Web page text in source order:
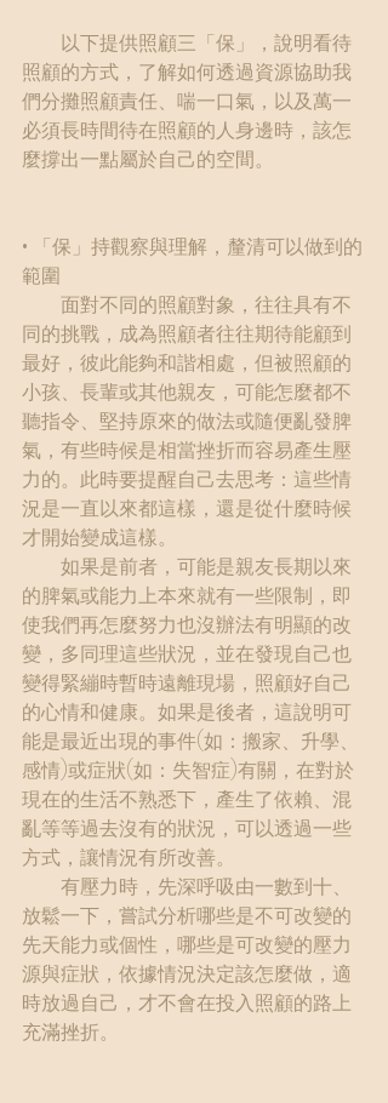
以下提供照顧三「保」，說明看待
照顧的方式，了解如何透過資源協助我
們分攤照顧責任、喘一口氣，以及萬一
必須長時間待在照顧的人身邊時，該怎
麼撐出一點屬於自己的空間。
• 「保」持觀察與理解，釐清可以做到的
範圍
面對不同的照顧對象，往往具有不
同的挑戰，成為照顧者往往期待能顧到
最好，彼此能夠和諧相處，但被照顧的
小孩、長輩或其他親友，可能怎麼都不
聽指令、堅持原來的做法或隨便亂發脾
氣，有些時候是相當挫折而容易產生壓
力的。此時要提醒自己去思考：這些情
況是一直以來都這樣，還是從什麼時候
才開始變成這樣。
如果是前者，可能是親友長期以來
的脾氣或能力上本來就有一些限制，即
使我們再怎麼努力也沒辦法有明顯的改
變，多同理這些狀況，並在發現自己也
變得緊繃時暫時遠離現場，照顧好自己
的心情和健康。如果是後者，這說明可
能是最近出現的事件(如：搬家、升學、
感情)或症狀(如：失智症)有關，在對於
現在的生活不熟悉下，產生了依賴、混
亂等等過去沒有的狀況，可以透過一些
方式，讓情況有所改善。
有壓力時，先深呼吸由一數到十、
放鬆一下，嘗試分析哪些是不可改變的
先天能力或個性，哪些是可改變的壓力
源與症狀，依據情況決定該怎麼做，適
時放過自己，才不會在投入照顧的路上
充滿挫折。